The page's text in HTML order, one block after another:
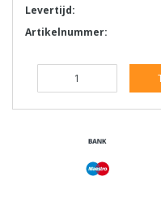
Levertijd:
Artikelnummer: